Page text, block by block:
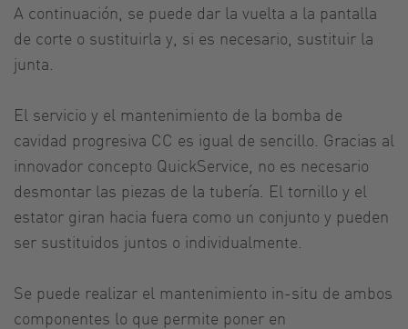
A continuación, se puede dar la vuelta a la pantalla
de corte o sustituirla y, si es necesario, sustituir la
junta.
El servicio y el mantenimiento de la bomba de
cavidad progresiva CC es igual de sencillo. Gracias al
innovador concepto QuickService, no es necesario
desmontar las piezas de la tubería. El tornillo y el
estator giran hacia fuera como un conjunto y pueden
ser sustituidos juntos o individualmente.
Se puede realizar el mantenimiento in-situ de ambos
componentes lo que permite poner en